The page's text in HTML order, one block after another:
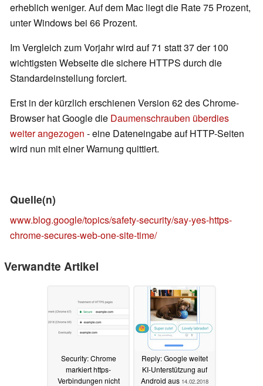
erheblich weniger. Auf dem Mac liegt die Rate 75 Prozent,
unter Windows bei 66 Prozent.
Im Vergleich zum Vorjahr wird auf 71 statt 37 der 100
wichtigsten Webseite die sichere HTTPS durch die
Standardeinstellung forciert.
Erst in der kürzlich erschienen Version 62 des Chrome-
Browser hat Google die Daumenschrauben überdies
weiter angezogen - eine Dateneingabe auf HTTP-Seiten
wird nun mit einer Warnung quittiert.
Quelle(n)
www.blog.google/topics/safety-security/say-yes-https-
chrome-secures-web-one-site-time/
Verwandte Artikel
Security: Chrome
markiert https-
Verbindungen nicht
Reply: Google weitet
KI-Unterstützung auf
Android aus 14.02.2018